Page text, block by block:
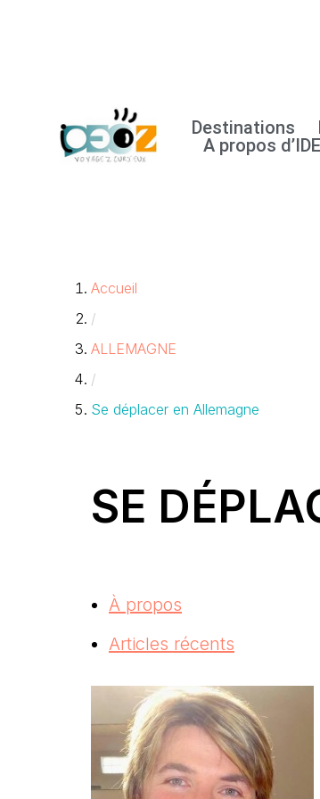
Destinations
A propos
Accueil
/
ALLEMAGNE
/
Se déplacer en Allemagne
SE
À propos
Articles récents